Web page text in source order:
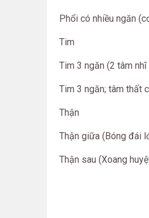
Phổi có nhiều ngăn
Tim
Tim 3 ngăn (2 tâm
Tim 3 ngăn; tâm thất
Thận
Thận giữa (Bóng đái
Thận sau (Xoang